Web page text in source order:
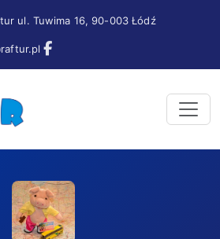
ul. Tuwima 16, 90-003 Łódź